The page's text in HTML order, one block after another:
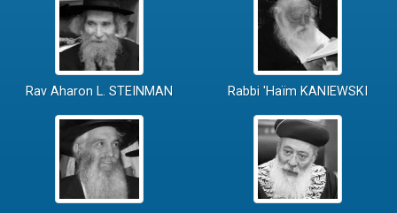
Rav Aharon L. STEINMAN Rabbi 'Haïm KANIEWSKI